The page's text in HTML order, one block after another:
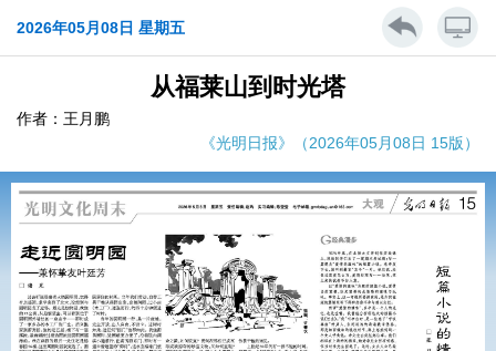
2026年05月08日 星期五
从福莱山到时光塔
作者：王月鹏
《光明日报》（2026年05月08日 15版）